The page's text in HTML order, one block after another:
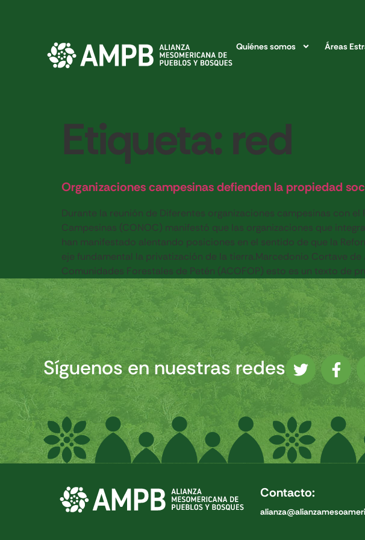
Quiénes somos Áreas
Etiqueta: red
Organizaciones campesinas defienden la propiedad
Durante la reunión de Diferentes organizaciones campesinas con
Campesinas (CONOC) manifestó que las organizaciones que
han manifestado alentando posiciones en el sentido de que la
eje fundamental la privatización de la tierra.Marcedonio Cortave de
Comunidades Forestales de Petén (ACOFOP) esto es un texto de
Síguenos en nuestras redes
Contacto: